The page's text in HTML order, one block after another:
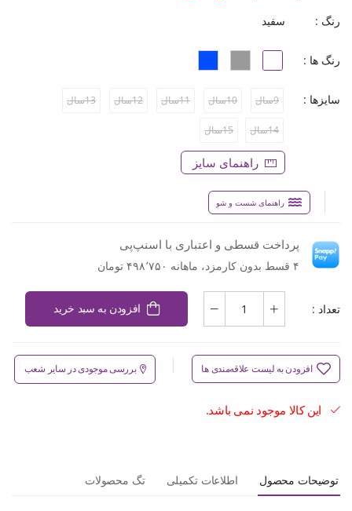
رنگ : سفید
رنگ ها :
سایزها : 9سال 10سال 11سال 12سال 13سال
14سال 15سال
راهنمای سایز
راهنمای شست و شو
پرداخت قسطی و اعتباری با اسنپ‌پی
۴ قسط بدون کارمزد، ماهانه ۴۹۸٬۷۵۰ تومان
تعداد : افزودن به سبد خرید
افزودن به لیست علاقه‌مندی ها بررسی موجودی در سایر شعب
این کالا موجود نمی باشد.
توضیحات محصول اطلاعات تکمیلی تگ محصولات